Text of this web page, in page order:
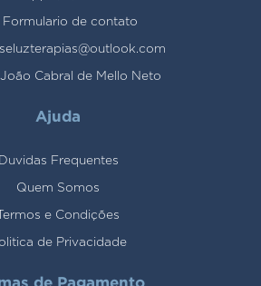
Formulario de contato
Cabral de Mello Neto
Ajuda
Duvidas Frequentes
Quem Somos
Termos e Condições
de Privacidade
de Pagamento